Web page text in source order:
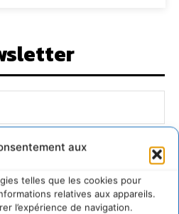
aux
telles que les cookies pour
relatives aux appareils.
l’expérience de navigation.
M'ABONNE